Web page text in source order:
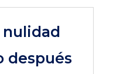
nulidad
después